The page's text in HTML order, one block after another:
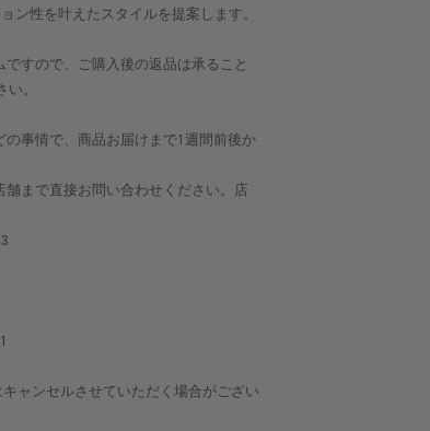
ン性を叶えたスタイルを提案します。
すので、ご購入後の返品は承ること
。
事情で、商品お届けまで1週間前後か
まで直接お問い合わせください。店
ャンセルさせていただく場合がござい